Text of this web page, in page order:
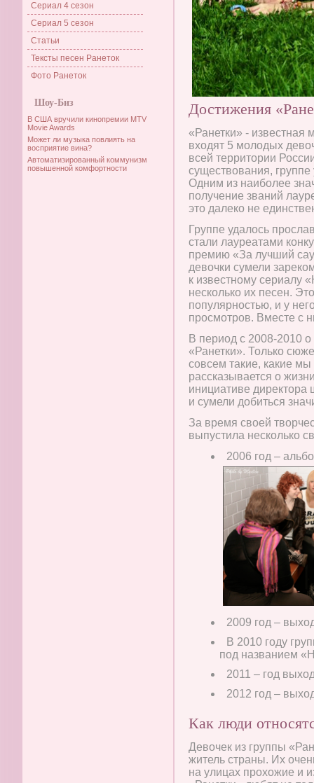
Сериал 4 сезон
Сериал 5 сезон
Статьи
Тексты песен Ранеток
Фото Ранеток
Шоу-Биз
В США вручили кинопремии MTV
Movie Awards
Может ли музыка повлиять на
восприятие вина?
Автоматизированный коммунизм
повышенной комфортности
Достижения
«Ранетки» - известная
входят 5 молодых
всей территории
существования, группе
Одним из наиболее
получение званий
это далеко не
Группе удалось
стали лауреатами
премию «За лучший
девочки сумели
к известному сериалу
несколько их песен.
популярностью, и у
просмотров. Вместе с
В период с 2008-2010
«Ранетки». Только
совсем такие, какие
рассказывается о
инициативе директора
и сумели добиться
За время своей
выпустила несколько
2006 год –
2009 год –
В 2010 году
под названием
2011 – год
2012 год –
Как люди
Девочек из группы
житель страны. Их
на улицах прохожие и